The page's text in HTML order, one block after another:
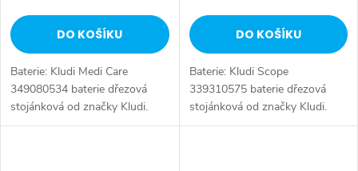
DO KOŠÍKU
Baterie: Kludi Medi Care
349080534 baterie dřezová
stojánková od značky Kludi.
Série: Medi Care. Typ baterie:
DO KOŠÍKU
Baterie: Kludi Scope
339310575 baterie dřezová
stojánková od značky Kludi.
Série: Scope. Typ baterie: